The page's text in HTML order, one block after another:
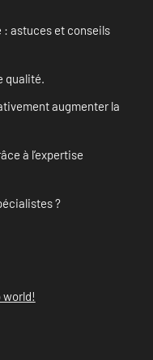
: astuces et conseils
qualité.
augmenter la
à l’expertise
?
world!